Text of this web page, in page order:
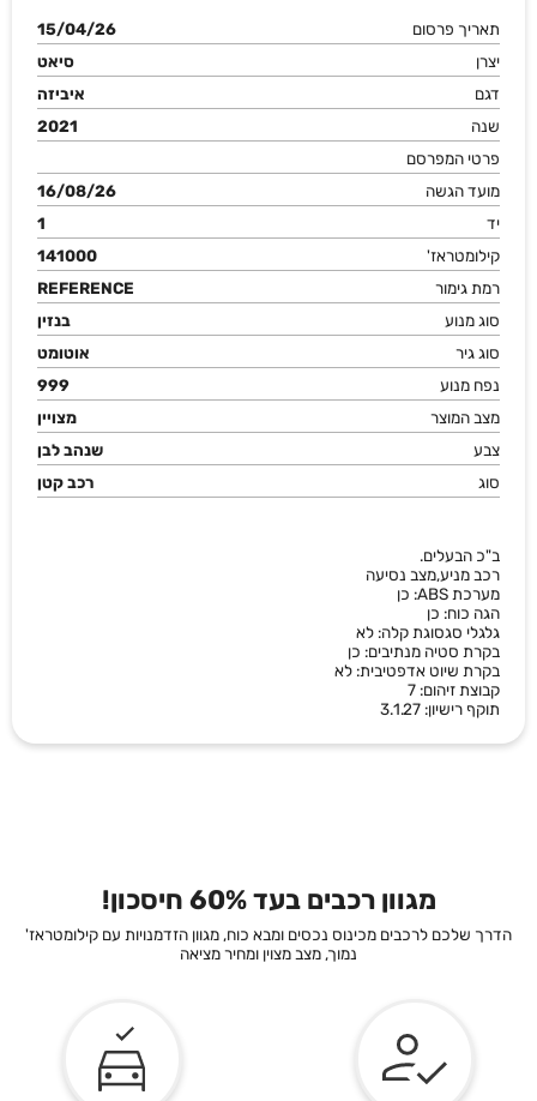
תאריך פרסום
15/04/26
יצרן
סיאט
דגם
איביזה
שנה
2021
פרטי המפרסם
מועד הגשה
16/08/26
יד
1
קילומטראז'
141000
רמת גימור
REFERENCE
סוג מנוע
בנזין
סוג גיר
אוטומט
נפח מנוע
999
מצב המוצר
מצויין
צבע
שנהב לבן
סוג
רכב קטן
ב"כ הבעלים.
רכב מניע,מצב נסיעה
מערכת ABS: כן
הגה כוח: כן
גלגלי סגסוגת קלה: לא
בקרת סטיה מנתיבים: כן
בקרת שיוט אדפטיבית: לא
קבוצת זיהום: 7
תוקף רישיון: 3.1.27
מגוון רכבים בעד 60% חיסכון!
הדרך שלכם לרכבים מכינוס נכסים ומבא כוח, מגוון הזדמנויות עם קילומטראז'
נמוך, מצב מצוין ומחיר מציאה